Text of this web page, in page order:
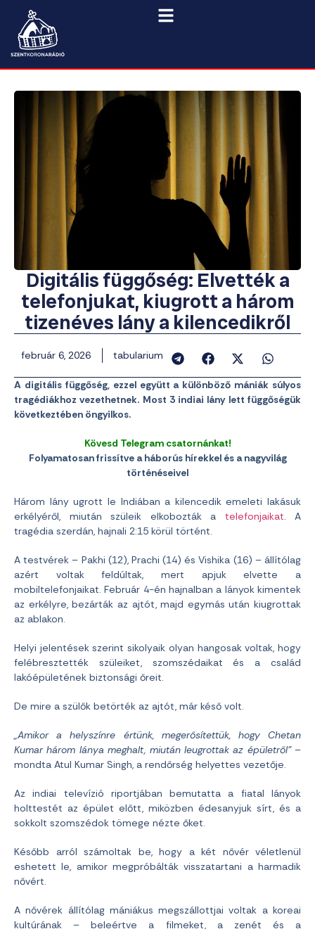
Digitális függőség: Elvették a
telefonjukat, kiugrott a három
tizenéves lány a kilencedikről
február 6, 2026 tabularium
A digitális függőség, ezzel együtt a különböző mániák súlyos
tragédiákhoz vezethetnek. Most 3 indiai lány lett függőségük
következtében öngyilkos.
Kövesd Telegram csatornánkat!
Folyamatosan frissítve a háborús hírekkel és a nagyvilág
történéseivel
Három lány ugrott le Indiában a kilencedik emeleti lakásuk
erkélyéről, miután szüleik elkobozták a telefonjaikat. A
tragédia szerdán, hajnali 2:15 körül történt.
A testvérek – Pakhi (12), Prachi (14) és Vishika (16) – állítólag
azért voltak feldúltak, mert apjuk elvette a
mobiltelefonjaikat. Február 4-én hajnalban a lányok kimentek
az erkélyre, bezárták az ajtót, majd egymás után kiugrottak
az ablakon.
Helyi jelentések szerint sikolyaik olyan hangosak voltak, hogy
felébresztették szüleiket, szomszédaikat és a család
lakóépületének biztonsági őreit.
De mire a szülők betörték az ajtót, már késő volt.
„Amikor a helyszínre értünk, megerősítettük, hogy Chetan
Kumar három lánya meghalt, miután leugrottak az épületről”–
mondta Atul Kumar Singh, a rendőrség helyettes vezetője.
Az indiai televízió riportjában bemutatta a fiatal lányok
holttestét az épület előtt, miközben édesanyjuk sírt, és a
sokkolt szomszédok tömege nézte őket.
Később arról számoltak be, hogy a két nővér véletlenül
eshetett le, amikor megpróbálták visszatartani a harmadik
nővért.
A nővérek állítólag mániákus megszállottjai voltak a koreai
kultúrának – beleértve a filmeket, a zenét és a